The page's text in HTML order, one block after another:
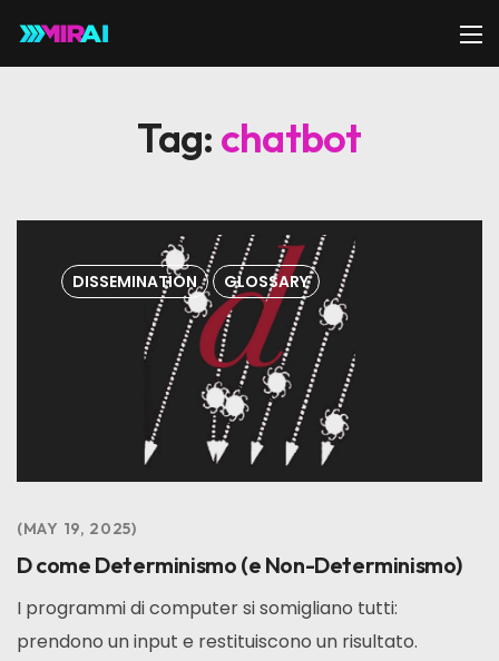
Tag: chatbot
DISSEMINATION GLOSSARY
MAY 19, 2025
D come Determinismo (e Non-Determinismo)
I programmi di computer si somigliano tutti:
prendono un input e restituiscono un risultato.